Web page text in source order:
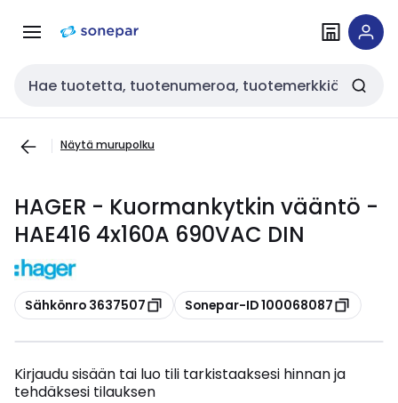
navigointiinsisältöön
Haku
Näytä murupolku
HAGER - Kuormankytkin vääntö -
HAE416 4x160A 690VAC DIN
Kopioi
Sähkönro 3637507 Kopioi
Sonepar-ID 100068087
Kirjaudu sisään tai luo tili tarkistaaksesi hinnan ja
tehdäksesi tilauksen